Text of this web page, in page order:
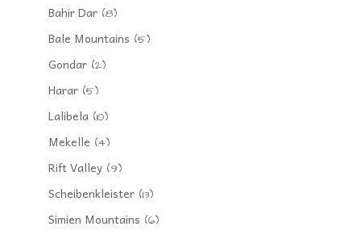
Bahir Dar(8)
Bale Mountains (5)
Gondar(2)
Harar(5)
Lalibela(10)
Mekelle (4)
Rift Valley(9)
Scheibenkleister(13)
Simien Mountains (6)